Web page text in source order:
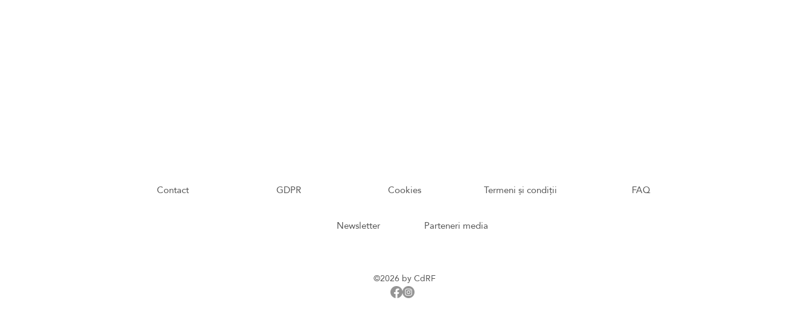
Contact GDPR Cookies Termeni și condiții
Newsletter Parteneri media
FAQ
©2026 by CdRF